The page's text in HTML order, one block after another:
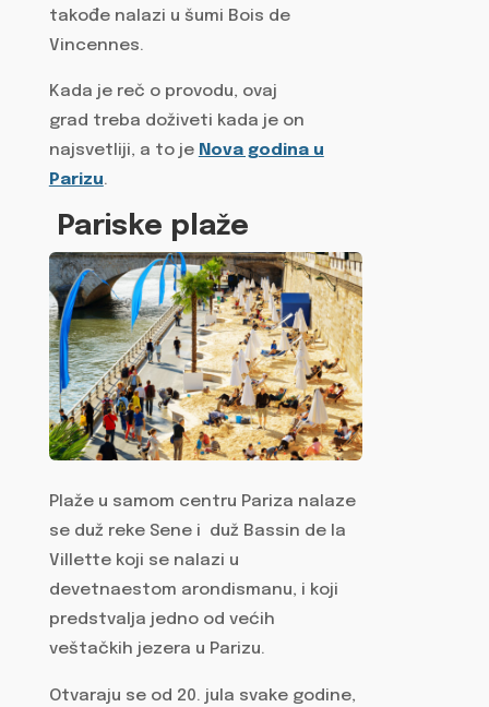
takođe nalazi u šumi Bois de
Vincennes.
Kada je reč o provodu, ovaj
grad treba doživeti kada je on
najsvetliji, a to je Nova godina u
Parizu.
Pariske plaže
Plaže u samom centru Pariza nalaze
se duž reke Sene i duž Bassin de la
Villette koji se nalazi u
devetnaestom arondismanu, i koji
predstvalja jedno od većih
veštačkih jezera u Parizu.
Otvaraju se od 20. jula svake godine,